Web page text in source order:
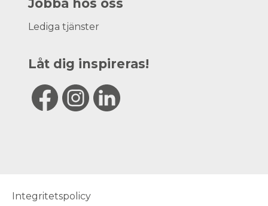
Jobba hos oss
Lediga tjänster
Låt dig inspireras!
Integritetspolicy